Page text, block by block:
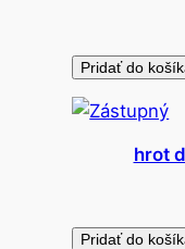
Pridať do
hrot
Pridať do